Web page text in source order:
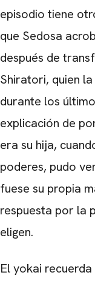
episodio tiene
que Sedosa
después de
Shiratori, quien
durante los
explicación de
era su hija,
poderes, pudo
fuese su propia
respuesta por la
eligen.
El yokai